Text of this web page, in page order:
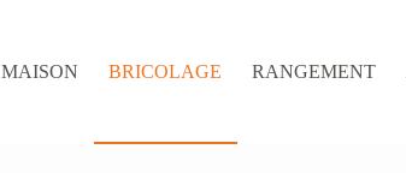
MAISON BRICOLAGE RANGEMENT